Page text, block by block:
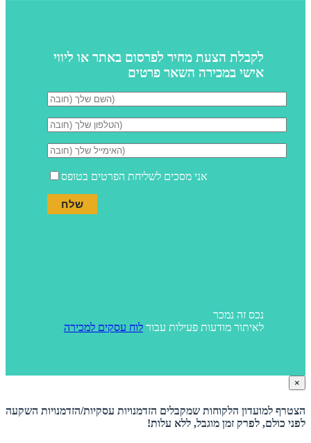
לקבלת הצעת מחיר לפרסום באתר או ליווי
אישי במכירה השאר פרטים
אני מסכים לשליחת הפרטים בטופס
נכס זה נמכר
לאיתור מודעות פעילות עבור לוח עסקים למכירה
×
הצטרף למועדון הלקוחות שמקבלים הזדמנויות עסקיות/הזדמנויות השקעה
לפני כולם, לפרק זמן מוגבל, ללא עלות!